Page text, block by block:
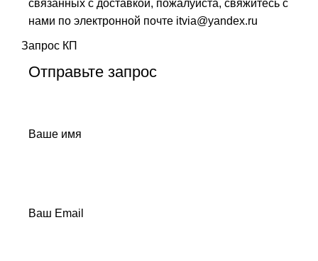
связанных с доставкой, пожалуйста, свяжитесь с
нами по электронной почте itvia@yandex.ru
Запрос КП
Отправьте запрос
Ваше имя
Ваш Email